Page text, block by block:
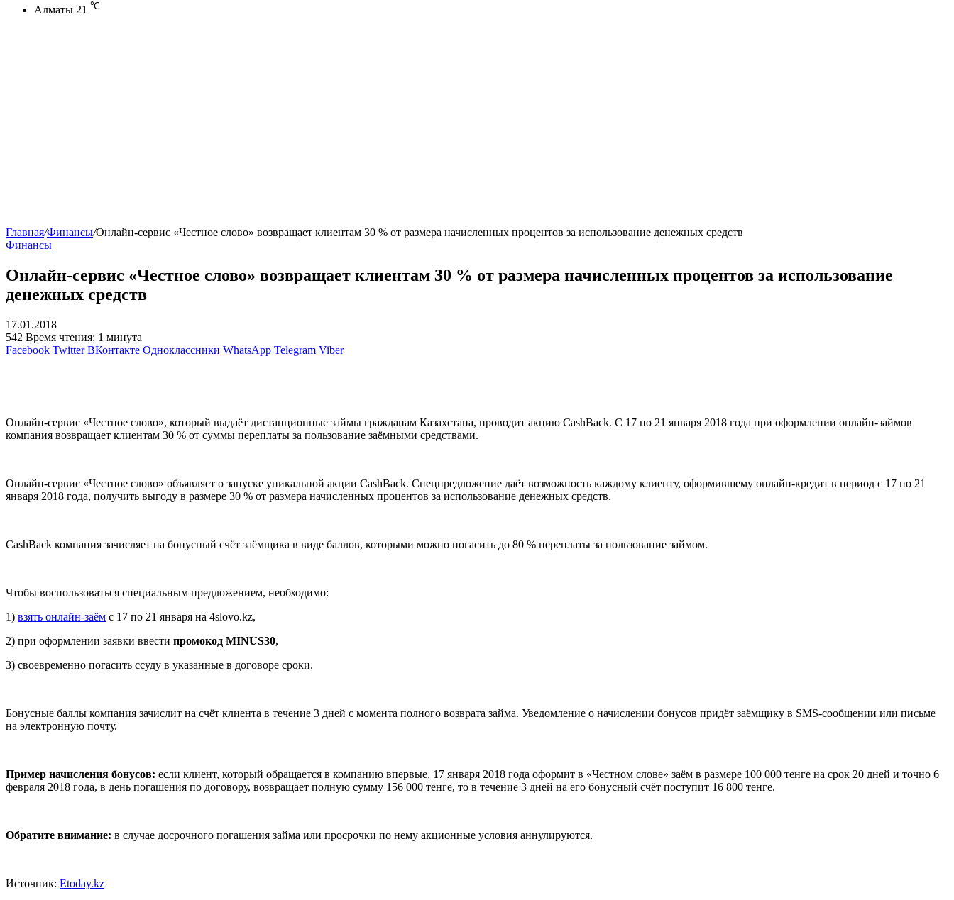
Алматы 21 ℃
Главная/Финансы/Онлайн-сервис «Честное слово» возвращает клиентам 30 % от размера начисленных процентов за использование денежных средств
Финансы
Онлайн-сервис «Честное слово» возвращает клиентам 30 % от размера начисленных процентов за использование
денежных средств
17.01.2018
542 Время чтения: 1 минута
Facebook Twitter ВКонтакте Одноклассники WhatsApp Telegram Viber
Онлайн-сервис «Честное слово», который выдаёт дистанционные займы гражданам Казахстана, проводит акцию CashBack. С 17 по 21 января 2018 года при оформлении онлайн-займов
компания возвращает клиентам 30 % от суммы переплаты за пользование заёмными средствами.
Онлайн-сервис «Честное слово» объявляет о запуске уникальной акции CashBack. Спецпредложение даёт возможность каждому клиенту, оформившему онлайн-кредит в период с 17 по 21
января 2018 года, получить выгоду в размере 30 % от размера начисленных процентов за использование денежных средств.
CashBack компания зачисляет на бонусный счёт заёмщика в виде баллов, которыми можно погасить до 80 % переплаты за пользование займом.
Чтобы воспользоваться специальным предложением, необходимо:
1) взять онлайн-заём с 17 по 21 января на 4slovo.kz,
2) при оформлении заявки ввести промокод MINUS30,
3) своевременно погасить ссуду в указанные в договоре сроки.
Бонусные баллы компания зачислит на счёт клиента в течение 3 дней с момента полного возврата займа. Уведомление о начислении бонусов придёт заёмщику в SMS-сообщении или письме
на электронную почту.
Пример начисления бонусов: если клиент, который обращается в компанию впервые, 17 января 2018 года оформит в «Честном слове» заём в размере 100 000 тенге на срок 20 дней и точно 6
февраля 2018 года, в день погашения по договору, возвращает полную сумму 156 000 тенге, то в течение 3 дней на его бонусный счёт поступит 16 800 тенге.
Обратите внимание: в случае досрочного погашения займа или просрочки по нему акционные условия аннулируются.
Источник: Etoday.kz